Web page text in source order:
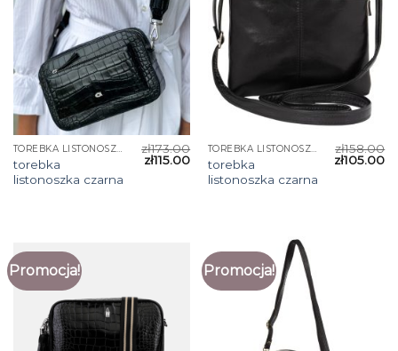
TOREBKA LISTONOSZKA CZARNA
torebka
listonoszka czarna
zł173.00
zł115.00
TOREBKA LISTONOSZKA CZARNA
torebka
listonoszka czarna
zł158.00
zł105.00
Promocja! Promocja!